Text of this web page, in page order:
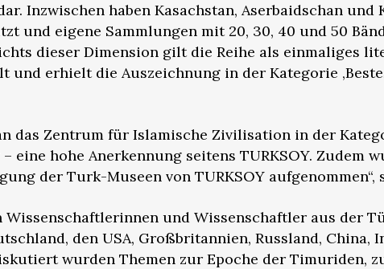
Inzwischen haben Kasachstan, Aserbaidschan und
und eigene Sammlungen mit 20, 30, 40 und 50
dieser Dimension gilt die Reihe als einmaliges
und erhielt die Auszeichnung in der Kategorie
das Zentrum für Islamische Zivilisation in der
eine hohe Anerkennung seitens TURKSOY. Zudem
der Turk-Museen von TURKSOY aufgenommen“,
Wissenschaftlerinnen und Wissenschaftler aus der
den USA, Großbritannien, Russland, China,
wurden Themen zur Epoche der Timuriden,